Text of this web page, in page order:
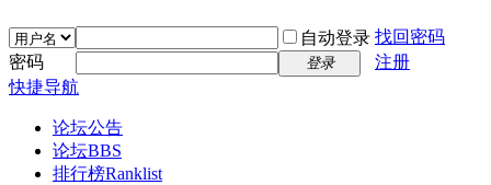
自动登录 找回密码
密码
登录
注册
快捷导航
论坛公告
论坛BBS
排行榜Ranklist